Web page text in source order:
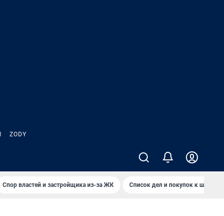
ZODY
Спор властей и застройщика из-за ЖК Список дел и покупок к школе